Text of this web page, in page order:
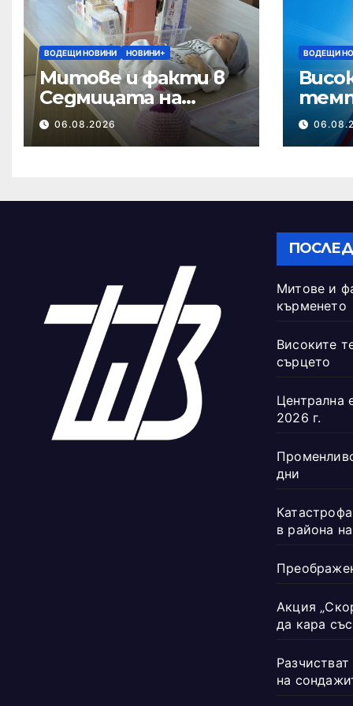
ВОДЕЩИ НОВИНИ НОВИНИ+
Митове и факти в
Седмицата на
кърменето
06.08.2026
ВОДЕЩИ
Митове и
кърменето
Високите
сърцето
Централна
2026 г.
дни
в района
Акция
да кара
на